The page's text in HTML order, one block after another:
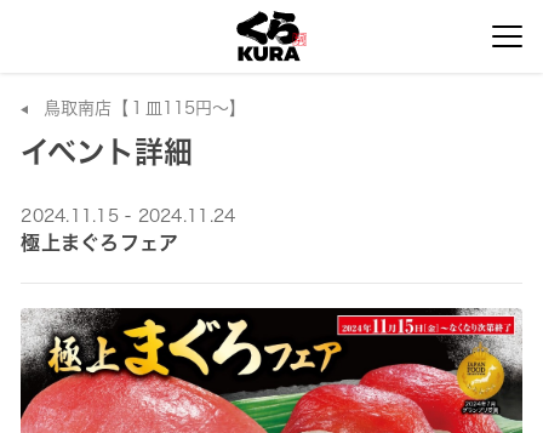
鳥取南店【１皿115円～】
イベント詳細
2024.11.15 - 2024.11.24
極上まぐろフェア